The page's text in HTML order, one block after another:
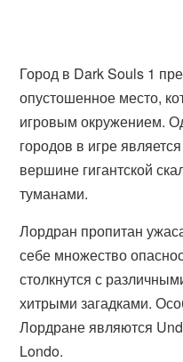
Город в Dark Souls 1
опустошенное место,
игровым окружением.
городов в игре
вершине гигантской
туманами.
Лордран пропитан
себе множество
столкнутся с
хитрыми загадками.
Лордране являются
Londo.